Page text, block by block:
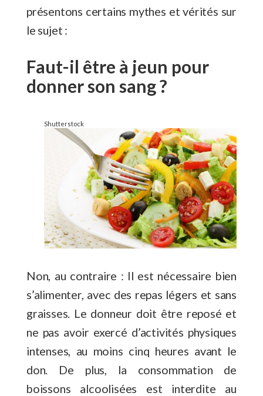
présentons certains mythes et vérités sur
le sujet :
Faut-il être à jeun pour
donner son sang ?
Shutterstock
Non, au contraire : Il est nécessaire bien
s’alimenter, avec des repas légers et sans
graisses. Le donneur doit être reposé et
ne pas avoir exercé d’activités physiques
intenses, au moins cinq heures avant le
don. De plus, la consommation de
boissons alcoolisées est interdite au